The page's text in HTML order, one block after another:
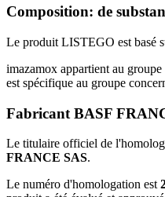
Composition: de
Le produit LISTEGO est basé
imazamox appartient au
est spécifique au groupe
Fabricant BASF
Le titulaire officiel de
FRANCE SAS.
Le numéro d'homologation est